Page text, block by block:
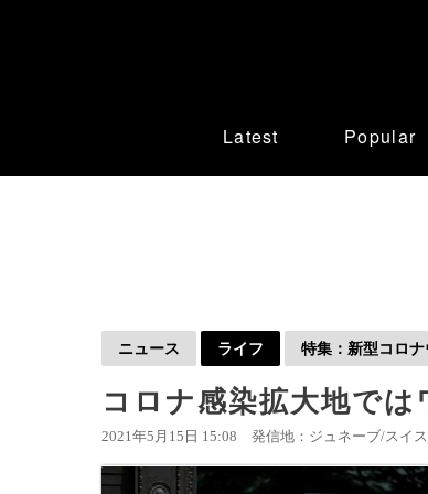
Latest Popular
ニュース ライフ 特集：新型コロナ
コロナ感染拡大地で
2021年5月15日 15:08 発信地：ジュネーブ/スイ